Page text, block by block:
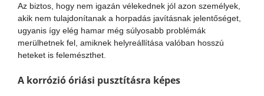
Az biztos, hogy nem igazán vélekednek jól azon személyek,
akik nem tulajdonítanak a horpadás javításnak jelentőséget,
ugyanis így elég hamar még súlyosabb problémák
merülhetnek fel, amiknek helyreállítása valóban hosszú
heteket is felemészthet.
A korrózió óriási pusztításra képes